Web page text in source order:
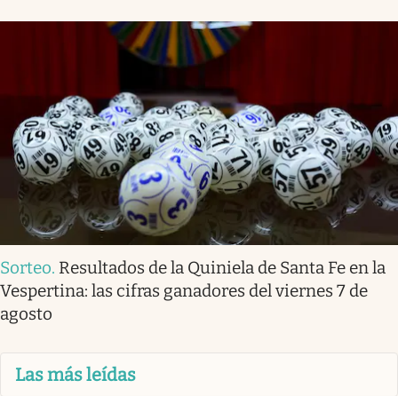
Sorteo. Resultados de la Quiniela de Santa Fe en la
Vespertina: las cifras ganadores del viernes 7 de
agosto
Las más leídas